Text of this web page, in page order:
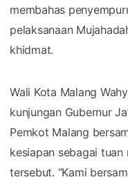
membahas
pelaksanaan
khidmat.
Wali Kota Malang
kunjungan Gubernur
Pemkot Malang
kesiapan sebagai
tersebut. “Kami